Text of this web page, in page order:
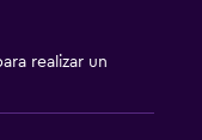
realizar un